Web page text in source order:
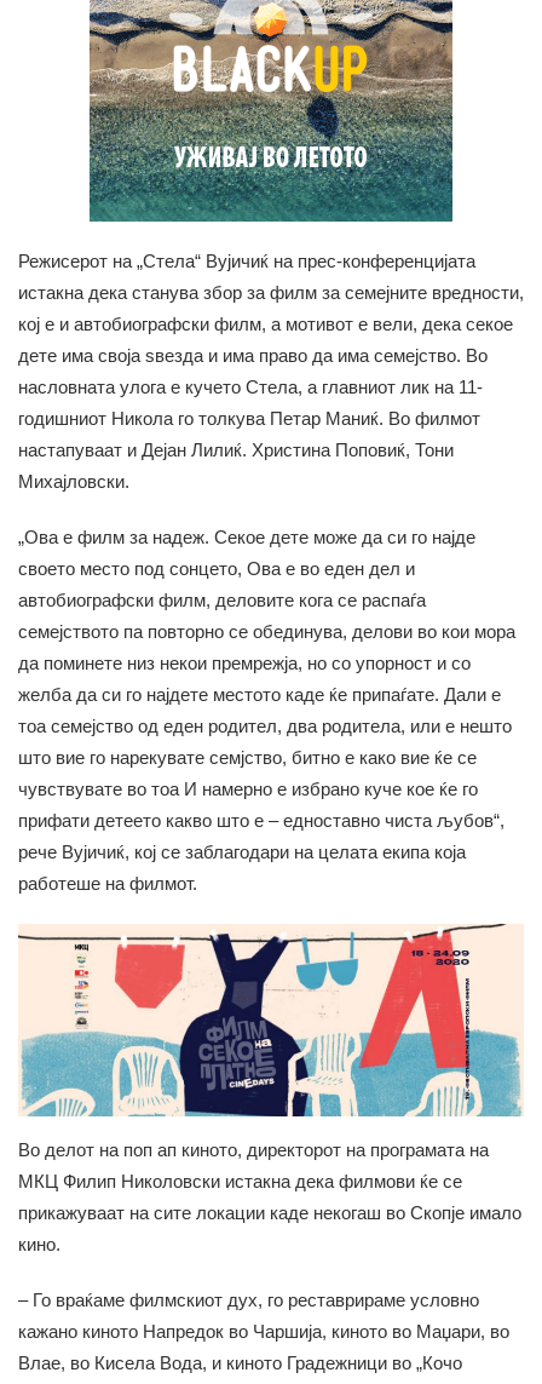
Режисерот на „Стела“ Вујичиќ на прес-конференцијата
истакна дека станува збор за филм за семејните вредности,
кој е и автобиографски филм, а мотивот е вели, дека секое
дете има своја ѕвезда и има право да има семејство. Во
насловната улога е кучето Стела, а главниот лик на 11-
годишниот Никола го толкува Петар Маниќ. Во филмот
настапуваат и Дејан Лилиќ. Христина Поповиќ, Тони
Михајловски.
„Ова е филм за надеж. Секое дете може да си го најде
своето место под сонцето, Ова е во еден дел и
автобиографски филм, деловите кога се распаѓа
семејството па повторно се обединува, делови во кои мора
да поминете низ некои премрежја, но со упорност и со
желба да си го најдете местото каде ќе припаѓате. Дали е
тоа семејство од еден родител, два родитела, или е нешто
што вие го нарекувате семјство, битно е како вие ќе се
чувствувате во тоа И намерно е избрано куче кое ќе го
прифати детеето какво што е – едноставно чиста љубов“,
рече Вујичиќ, кој се заблагодари на целата екипа која
работеше на филмот.
Во делот на поп ап киното, директорот на програмата на
МКЦ Филип Николовски истакна дека филмови ќе се
прикажуваат на сите локации каде некогаш во Скопје имало
кино.
– Го враќаме филмскиот дух, го реставрираме условно
кажано киното Напредок во Чаршија, киното во Маџари, во
Влае, во Кисела Вода, и киното Градежници во „Кочо